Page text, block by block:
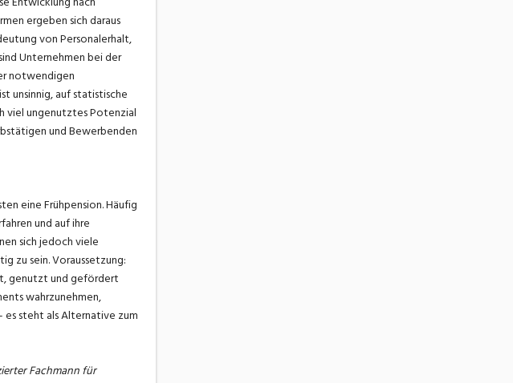
ergeben sich daraus
von Personalerhalt,
Unternehmen bei der
notwendigen
unsinnig, auf statistische
viel ungenutztes Potenzial
und Bewerbenden
eine Frühpension. Häufig
und auf ihre
sich jedoch viele
zu sein. Voraussetzung:
genutzt und gefördert
wahrzunehmen,
es steht als Alternative zum
Fachmann für